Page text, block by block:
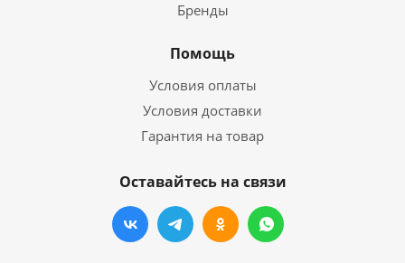
Бренды
Помощь
Условия оплаты
Условия доставки
Гарантия на товар
Оставайтесь на связи